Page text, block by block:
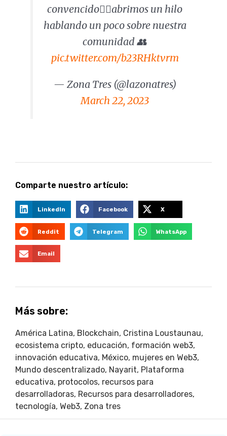
convencido🤷‍♂️abrimos un hilo
hablando un poco sobre nuestra
comunidad 👥
pic.twitter.com/b23RHktvrm
— Zona Tres (@lazonatres)
March 22, 2023
Comparte nuestro artículo:
LinkedIn Facebook X
Reddit Telegram WhatsApp
Email
Más sobre:
América Latina, Blockchain, Cristina Loustaunau,
ecosistema cripto, educación, formación web3,
innovación educativa, México, mujeres en Web3,
Mundo descentralizado, Nayarit, Plataforma
educativa, protocolos, recursos para
desarrolladoras, Recursos para desarrolladores,
tecnología, Web3, Zona tres